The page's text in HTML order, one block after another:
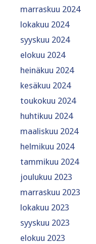
marraskuu 2024
lokakuu 2024
syyskuu 2024
elokuu 2024
heinäkuu 2024
kesäkuu 2024
toukokuu 2024
huhtikuu 2024
maaliskuu 2024
helmikuu 2024
tammikuu 2024
joulukuu 2023
marraskuu 2023
lokakuu 2023
syyskuu 2023
elokuu 2023